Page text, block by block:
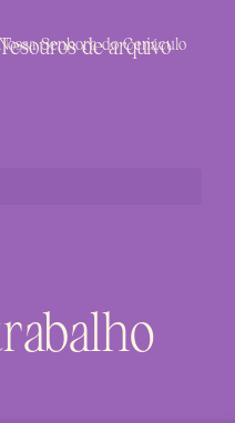
de arquivo
Senhora do Cenáculo